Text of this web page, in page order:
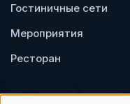
Гостиничные сети
Мероприятия
Ресторан